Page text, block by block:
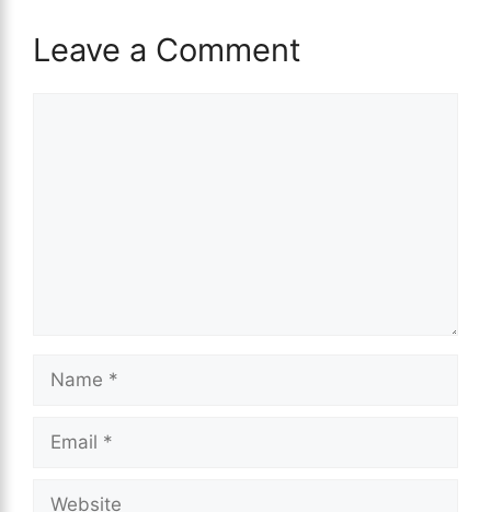
Leave a Comment